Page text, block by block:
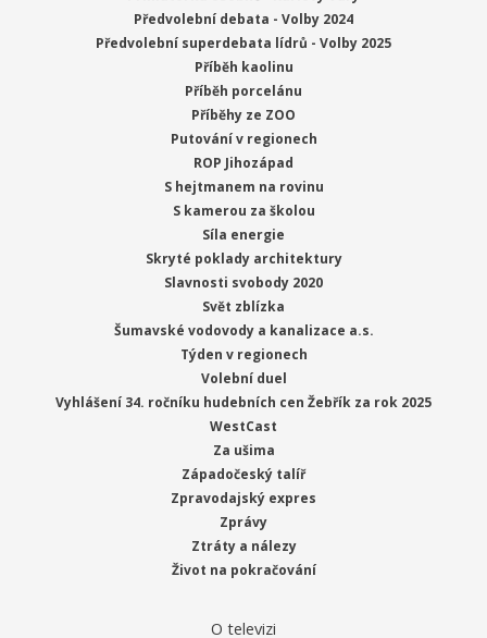
Předvolební debata - Volby 2024
Předvolební superdebata lídrů - Volby 2025
Příběh kaolinu
Příběh porcelánu
Příběhy ze ZOO
Putování v regionech
ROP Jihozápad
S hejtmanem na rovinu
S kamerou za školou
Síla energie
Skryté poklady architektury
Slavnosti svobody 2020
Svět zblízka
Šumavské vodovody a kanalizace a.s.
Týden v regionech
Volební duel
Vyhlášení 34. ročníku hudebních cen Žebřík za rok 2025
WestCast
Za ušima
Západočeský talíř
Zpravodajský expres
Zprávy
Ztráty a nálezy
Život na pokračování
O televizi